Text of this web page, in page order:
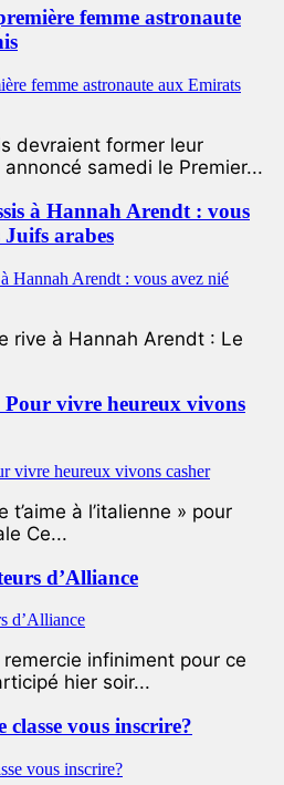
femme astronaute
devraient former leur
samedi le Premier...
à Hannah Arendt : vous
Juifs arabes
rive à Hannah Arendt : Le
Pour vivre heureux vivons
à l’italienne » pour
Ce...
d’Alliance
infiniment pour ce
hier soir...
classe vous inscrire?